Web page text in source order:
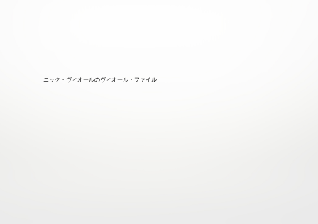
ニック・ヴィオールのヴィオール・ファイル